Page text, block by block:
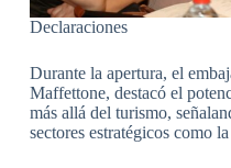
Declaraciones
Durante la apertura, el
Maffettone, destacó el
más allá del turismo,
sectores estratégicos como